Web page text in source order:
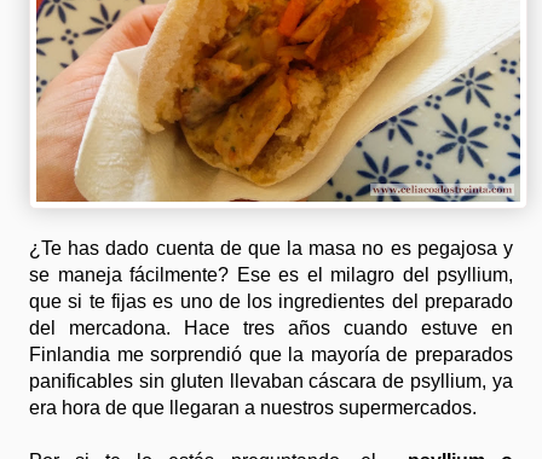
¿Te has dado cuenta de que la masa no es pegajosa y
se maneja fácilmente? Ese es el milagro del psyllium,
que si te fijas es uno de los ingredientes del preparado
del mercadona. Hace tres años cuando estuve en
Finlandia me sorprendió que la mayoría de preparados
panificables sin gluten llevaban cáscara de psyllium, ya
era hora de que llegaran a nuestros supermercados.